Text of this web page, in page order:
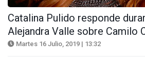
Catalina Pulido responde
Alejandra Valle sobre Camilo
Martes 16 Julio, 2019 | 13:32